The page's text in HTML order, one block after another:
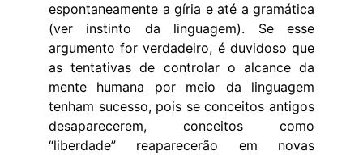
espontaneamente a gíria e até a gramática
(ver instinto da linguagem). Se esse
argumento for verdadeiro, é duvidoso que
as tentativas de controlar o alcance da
mente humana por meio da linguagem
tenham sucesso, pois se conceitos antigos
desaparecerem, conceitos como
“liberdade” reaparecerão em novas